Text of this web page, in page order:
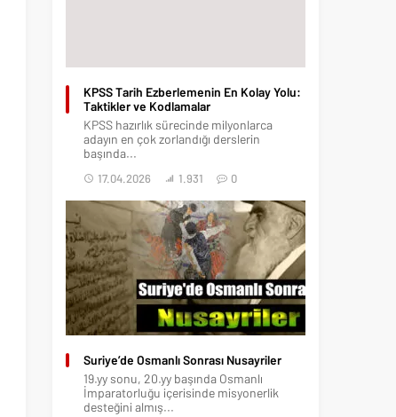
KPSS Tarih Ezberlemenin En Kolay Yolu:
Taktikler ve Kodlamalar
KPSS hazırlık sürecinde milyonlarca
adayın en çok zorlandığı derslerin
başında...
17.04.2026 1.931 0
Suriye’de Osmanlı Sonrası Nusayriler
19.yy sonu, 20.yy başında Osmanlı
İmparatorluğu içerisinde misyonerlik
desteğini almış...